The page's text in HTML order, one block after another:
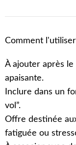
Comment
À ajouter après le
apaisante.
Inclure dans un
vol”.
Offre destinée
fatiguée ou